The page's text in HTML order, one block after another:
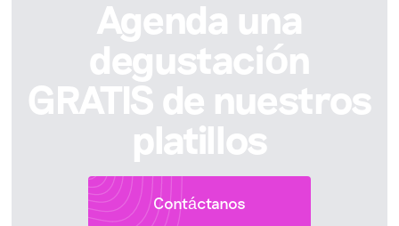
Agenda una
degustación
GRATIS de nuestros
platillos
Contáctanos